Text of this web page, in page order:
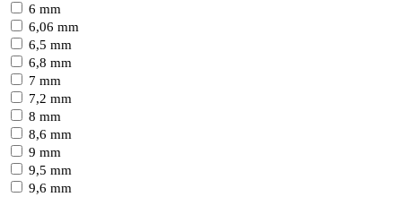
6 mm
6,06 mm
6,5 mm
6,8 mm
7 mm
7,2 mm
8 mm
8,6 mm
9 mm
9,5 mm
9,6 mm